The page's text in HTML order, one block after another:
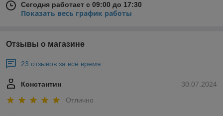
Сегодня работает с 09:00 до 17:30
Показать весь график работы
Отзывы о магазине
23 отзывов за всё время
30.07.2024
Константин
Отлично